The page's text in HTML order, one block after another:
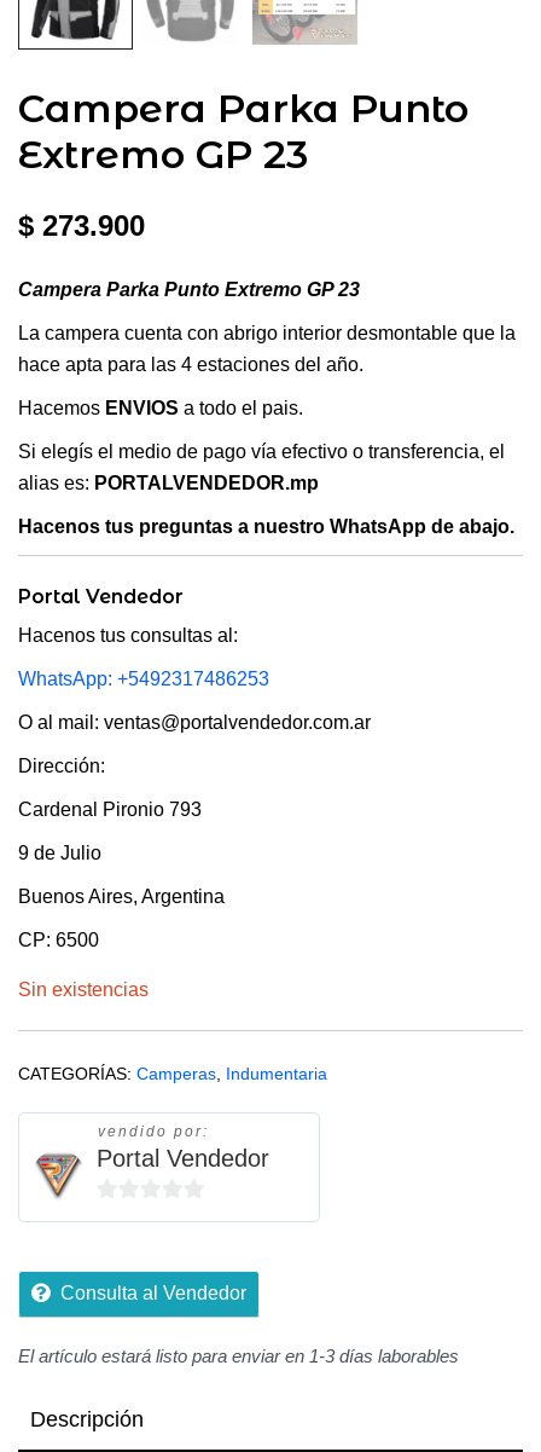
Campera Parka Punto
Extremo GP 23
$ 273.900
Campera Parka Punto Extremo GP 23
La campera cuenta con abrigo interior desmontable que la
hace apta para las 4 estaciones del año.
Hacemos ENVIOS a todo el pais.
Si elegís el medio de pago vía efectivo o transferencia, el
alias es: PORTALVENDEDOR.mp
Hacenos tus preguntas a nuestro WhatsApp de abajo.
Portal Vendedor
Hacenos tus consultas al:
WhatsApp: +5492317486253
O al mail: ventas@portalvendedor.com.ar
Dirección:
Cardenal Pironio 793
9 de Julio
Buenos Aires, Argentina
CP: 6500
Sin existencias
CATEGORÍAS: Camperas Indumentaria
vendido por:
Portal Vendedor
0
5
Consulta al Vendedor
El artículo estará listo para enviar en 1-3 días laborables
Descripción